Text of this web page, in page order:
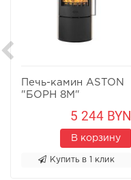
Печь-камин ASTON
"БОРН 8М"
5 244 BYN
В корзину
Купить в 1 клик